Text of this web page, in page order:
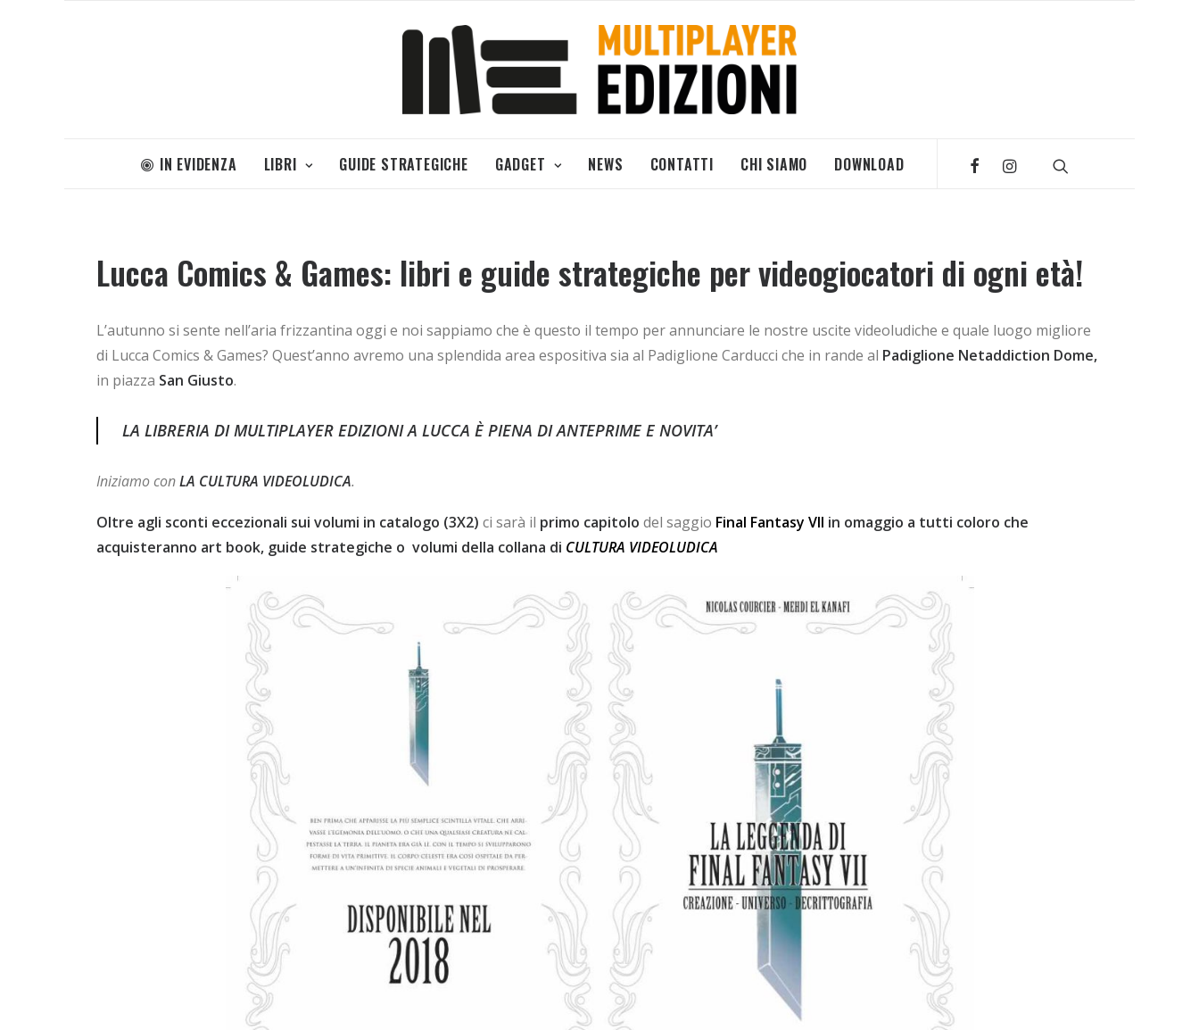
IN EVIDENZA LIBRI GUIDE STRATEGICHE GADGET NEWS CONTATTI CHI SIAMO DOWNLOAD
Lucca Comics & Games: libri e guide strategiche per videogiocatori di ogni età!
L’autunno si sente nell’aria frizzantina oggi e noi sappiamo che è questo il tempo per annunciare le nostre uscite videoludiche e quale luogo migliore
di Lucca Comics & Games? Quest’anno avremo una splendida area espositiva sia al Padiglione Carducci che in rande al Padiglione Netaddiction Dome,
in piazza San Giusto.
LA LIBRERIA DI MULTIPLAYER EDIZIONI A LUCCA È PIENA DI ANTEPRIME E NOVITA’
Iniziamo conLA CULTURA VIDEOLUDICA.
Oltre agli sconti eccezionali sui volumi in catalogo (3X2) ci sarà il primo capitolo del saggio Final Fantasy VII in omaggio a tutti coloro che
acquisteranno art book, guide strategiche o volumi della collana di CULTURA VIDEOLUDICA